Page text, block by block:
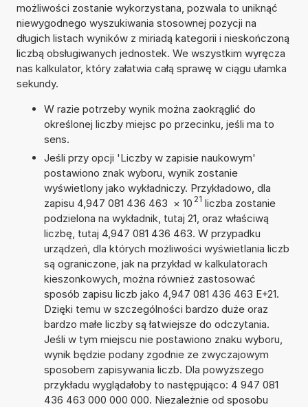
możliwości zostanie wykorzystana, pozwala to uniknąć
niewygodnego wyszukiwania stosownej pozycji na
długich listach wyników z miriadą kategorii i nieskończoną
liczbą obsługiwanych jednostek. We wszystkim wyręcza
nas kalkulator, który załatwia całą sprawę w ciągu ułamka
sekundy.
W razie potrzeby wynik można zaokrąglić do
określonej liczby miejsc po przecinku, jeśli ma to
sens.
Jeśli przy opcji 'Liczby w zapisie naukowym'
postawiono znak wyboru, wynik zostanie
wyświetlony jako wykładniczy. Przykładowo, dla
zapisu 4,947 081 436 463 × 10 21 liczba zostanie
podzielona na wykładnik, tutaj 21, oraz właściwą
liczbę, tutaj 4,947 081 436 463. W przypadku
urządzeń, dla których możliwości wyświetlania liczb
są ograniczone, jak na przykład w kalkulatorach
kieszonkowych, można również zastosować
sposób zapisu liczb jako 4,947 081 436 463 E+21.
Dzięki temu w szczególności bardzo duże oraz
bardzo małe liczby są łatwiejsze do odczytania.
Jeśli w tym miejscu nie postawiono znaku wyboru,
wynik będzie podany zgodnie ze zwyczajowym
sposobem zapisywania liczb. Dla powyższego
przykładu wyglądałoby to następująco: 4 947 081
436 463 000 000 000. Niezależnie od sposobu